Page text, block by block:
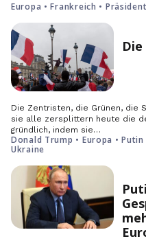
Europa • Frankreich •
Die Zentristen, die Grünen, die
sie alle zersplittern heute die
gründlich, indem sie…
Donald Trump • Europa • Putin
Ukraine